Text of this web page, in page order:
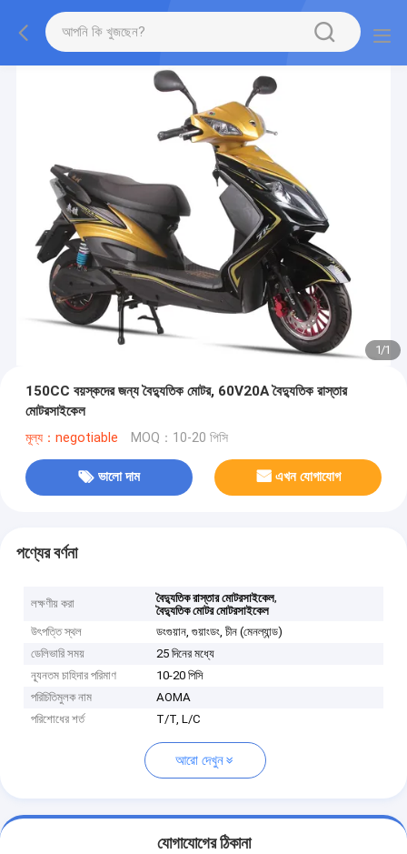
1/1
150CC বয়স্কদের জন্য বৈদ্যুতিক মোটর, 60V20A বৈদ্যুতিক রাস্তার
মোটরসাইকেল
মূল্য：negotiable MOQ：10-20 পিসি
ভালো দাম এখন যোগাযোগ
পণ্যের বর্ণনা
লক্ষণীয় করা বৈদ্যুতিক রাস্তার মোটরসাইকেল,
বৈদ্যুতিক মোটর মোটরসাইকেল
উৎপত্তি স্থল
ডংগুয়ান, গুয়াংডং, চীন (মেনল্যান্ড)
ডেলিভারি সময়
25 দিনের মধ্যে
ন্যূনতম চাহিদার পরিমাণ
10-20 পিসি
পরিচিতিমুলক নাম
AOMA
পরিশোধের শর্ত
T/T, L/C
আরো দেখুন
যোগাযোগের ঠিকানা